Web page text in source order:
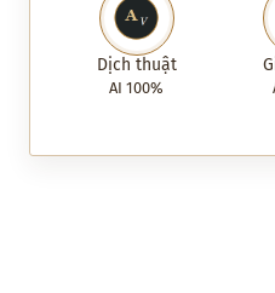
Dịch thuật
AI 100%